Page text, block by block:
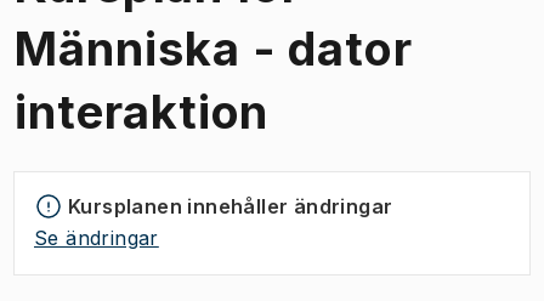
Människa - dator
interaktion
Kursplanen innehåller ändringar
Se ändringar